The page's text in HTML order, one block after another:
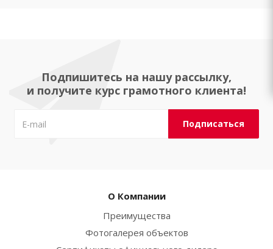
Подпишитесь на нашу рассылку,
и получите курс грамотного клиента!
О Компании
Преимущества
Фотогалерея объектов